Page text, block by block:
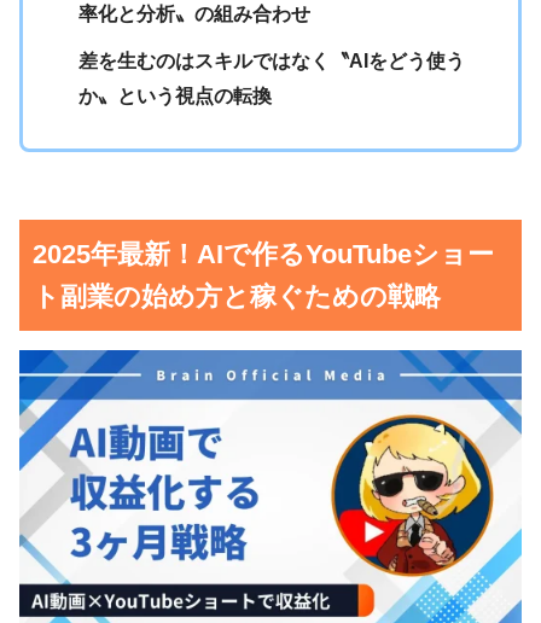
率化と分析〟の組み合わせ
差を生むのはスキルではなく〝AIをどう使う
か〟という視点の転換
2025年最新！AIで作るYouTubeショー
ト副業の始め方と稼ぐための戦略